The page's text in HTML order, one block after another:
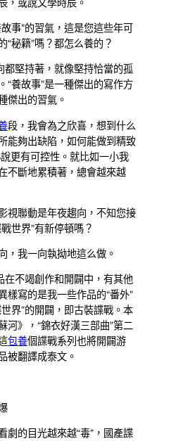
，或說文學時辰。
事”的習氣，這是您這些年可
“秘籍”嗎？都怎么養的？
都堅持著，就像堅持恰當的孤
“養故事”是一種傑出的寫作方
傑出的習氣。
段，我會為之欣喜，想到什么
能夠出缺陷，如何能做到精致
更有可控性。就比如一小我
不斷地累積著，總會越來越
視聯動是年夜趨向，不知您接
世界”有新停頓嗎？
，我一向執拗地這么做。
在不竭創作和開闢中，有其他
樣寫的是我一些作品的“番外”
界”的開闢，即古裝諜戰。本
河》，“錦衣好漢三部曲”第二
包養個諜戰系列也將開闢游
被翻譯成泰文。
劇的目光越來越“毒”，國產諜